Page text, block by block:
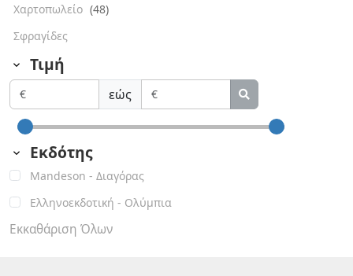
Χαρτοπωλείο (48)
Σφραγίδες
Τιμή
εώς
Εκδότης
Mandeson - Διαγόρας
Ελληνοεκδοτική - Ολύμπια
Εκκαθάριση Όλων